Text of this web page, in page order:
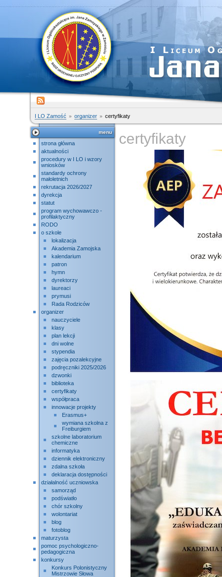
I LO Zamość organizer certyfikaty
certyfikaty
menu
strona główna
aktualności
procedury w I LO i wzory
wniosków
standardy ochrony
małoletnich
rekrutacja 2026/2027
dyrekcja
statut
program wychowawczo -
profilaktyczny
RODO
o szkole
lokalizacja
Akademia Zamojska
kalendarium
patron
hymn
dyrektorzy
laureaci
prymusi
Rada Rodziców
organizer
nauczyciele
klasy
plan lekcji
dni wolne
stypendia
zajęcia pozalekcyjne
podręczniki 2025/2026
dzwonki
biblioteka
certyfikaty
współpraca
innowacje projekty
Erasmus+
wymiana szkolna z
Freiburgiem
szkolne laboratorium
chemiczne
informatyka
dziennik elektroniczny
zdalna szkoła
deklaracja dostępności
działalność uczniowska
samorząd
podświatło
chór szkolny
wolontariat
blog
fotoblog
maturzysta
pomoc psychologiczno-
pedagogiczna
konkursy
Konkurs Polonistyczny
Mistrzowie Słowa